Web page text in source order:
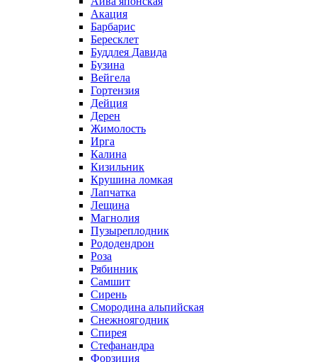
Акация
Барбарис
Бересклет
Буддлея Давида
Бузина
Вейгела
Гортензия
Дейция
Дерен
Жимолость
Ирга
Калина
Кизильник
Крушина ломкая
Лапчатка
Лещина
Магнолия
Пузыреплодник
Рододендрон
Роза
Рябинник
Самшит
Сирень
Смородина альпийская
Снежноягодник
Спирея
Стефанандра
Форзиция